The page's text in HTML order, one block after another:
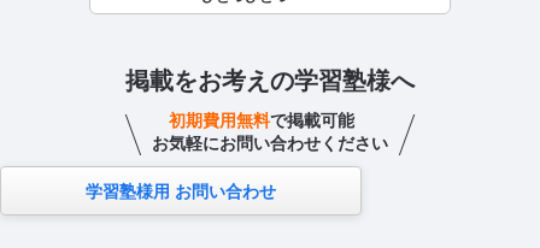
掲載をお考えの学習塾様へ
初期費用無料で掲載可能
お気軽にお問い合わせください
学習塾様用 お問い合わせ